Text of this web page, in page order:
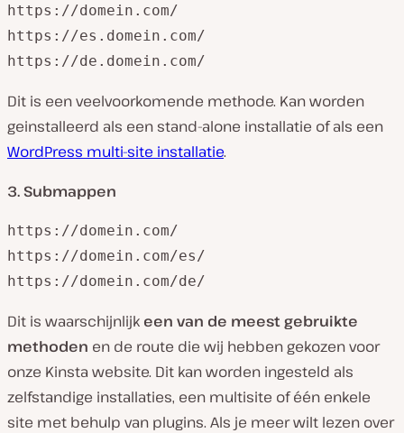
https://domein.com/
https://es.domein.com/
https://de.domein.com/
Dit is een veelvoorkomende methode. Kan worden
geinstalleerd als een stand-alone installatie of als een
WordPress multi-site installatie.
3. Submappen
https://domein.com/
https://domein.com/es/
https://domein.com/de/
Dit is waarschijnlijk een van de meest gebruikte
methoden en de route die wij hebben gekozen voor
onze Kinsta website. Dit kan worden ingesteld als
zelfstandige installaties, een multisite of één enkele
site met behulp van plugins. Als je meer wilt lezen over